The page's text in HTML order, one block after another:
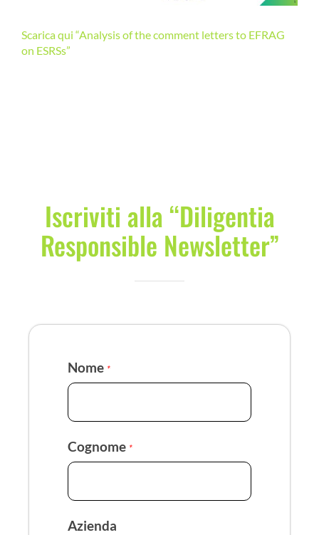
LOGIN
Scarica qui “Analysis of the comment letters to EFRAG
on ESRSs”
Iscriviti alla “Diligentia
Responsible Newsletter”
Nome *
Cognome *
Azienda